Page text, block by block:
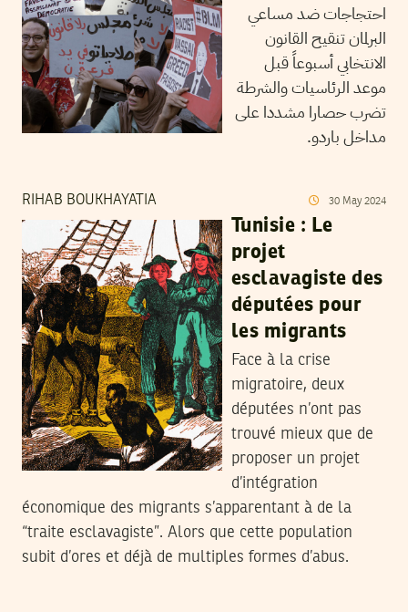
احتجاجات ضد مساعي
البرلمان تنقيح القانون
الانتخابي أسبوعاً قبل
موعد الرئاسيات والشرطة
تضرب حصارا مشددا على
مداخل باردو.
RIHAB BOUKHAYATIA 30 May 2024
Tunisie : Le
projet
esclavagiste des
députées pour
les migrants
Face à la crise
migratoire, deux
députées n’ont pas
trouvé mieux que de
proposer un projet
d’intégration
économique des migrants s’apparentant à de la
“traite esclavagiste”. Alors que cette population
subit d’ores et déjà de multiples formes d’abus.